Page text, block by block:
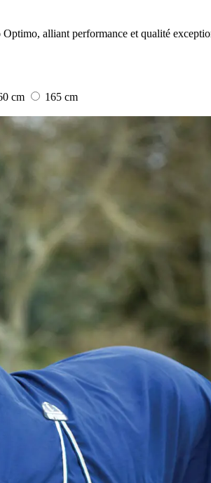
alliant performance et qualité
cm
165 cm